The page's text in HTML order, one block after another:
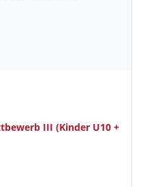
III (Kinder U10 +